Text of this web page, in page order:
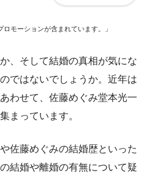
モーションが含まれています。」
、そして結婚の真相が気にな
ではないでしょうか。近年は
わせて、佐藤めぐみ堂本光一
まっています。
佐藤めぐみの結婚歴といった
結婚や離婚の有無について疑